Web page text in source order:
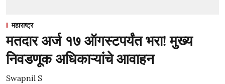
महाराष्ट्र
मतदार अर्ज १७ ऑगस्टपर्यंत भरा! मुख्य
निवडणूक अधिकाऱ्यांचे आवाहन
Swapnil S